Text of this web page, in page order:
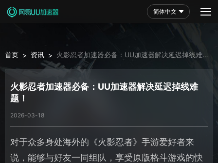
简体中文
首页 > 资讯 > 火影忍者加速器必备：UU加速器解决延迟掉线难
题！
火影忍者加速器必备：UU加速器解决延迟掉线难
题！
2026-03-18
对于众多身处海外的《火影忍者》手游爱好者来
说，能够与好友一同组队，享受原版格斗游戏的快